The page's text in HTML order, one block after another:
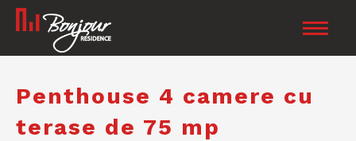
Penthouse 4 camere cu
terase de 75 mp